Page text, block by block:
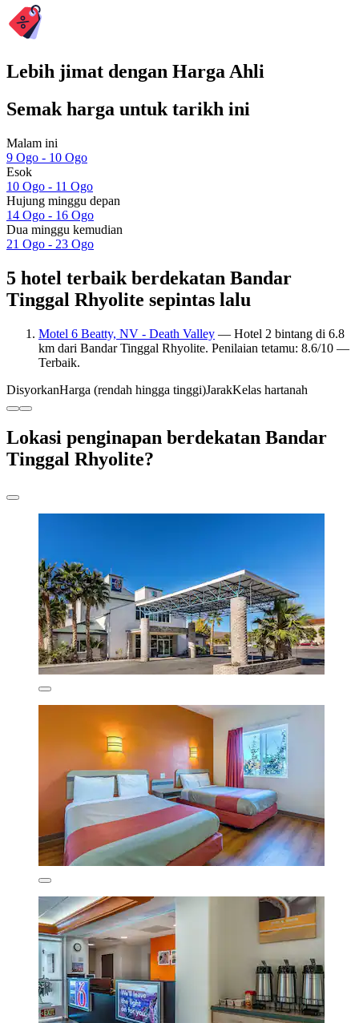
Lebih jimat dengan Harga Ahli
Semak harga untuk tarikh ini
Malam ini
9 Ogo - 10 Ogo
Esok
10 Ogo - 11 Ogo
Hujung minggu depan
14 Ogo - 16 Ogo
Dua minggu kemudian
21 Ogo - 23 Ogo
5 hotel terbaik berdekatan Bandar
Tinggal Rhyolite sepintas lalu
Motel 6 Beatty, NV - Death Valley — Hotel 2 bintang di 6.8
km dari Bandar Tinggal Rhyolite. Penilaian tetamu: 8.6/10 —
Terbaik.
DisyorkanHarga (rendah hingga tinggi)JarakKelas hartanah
Lokasi penginapan berdekatan Bandar
Tinggal Rhyolite?